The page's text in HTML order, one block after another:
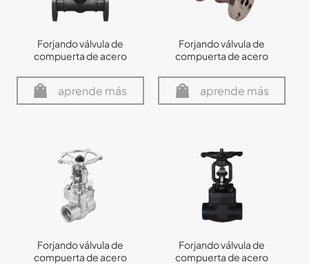
Forjando válvula de
compuerta de acero
aprende más
Forjando válvula de
compuerta de acero
aprende más
Forjando válvula de
compuerta de acero
Forjando válvula de
compuerta de acero